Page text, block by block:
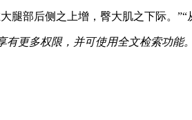
腿部后侧之上增，臀大肌之下际。
有更多权限，并可使用全文检索功能